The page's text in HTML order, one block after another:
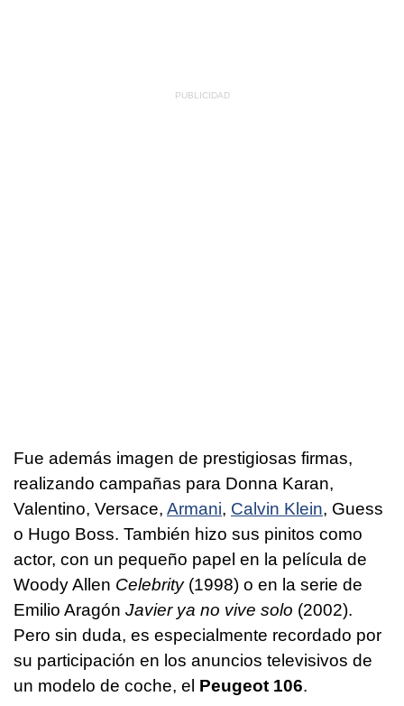
Fue además imagen de prestigiosas firmas,
realizando campañas para Donna Karan,
Valentino, Versace, Armani, Calvin Klein, Guess
o Hugo Boss. También hizo sus pinitos como
actor, con un pequeño papel en la película de
Woody Allen Celebrity(1998) o en la serie de
Emilio Aragón Javier ya no vive solo (2002).
Pero sin duda, es especialmente recordado por
su participación en los anuncios televisivos de
un modelo de coche, el Peugeot 106.